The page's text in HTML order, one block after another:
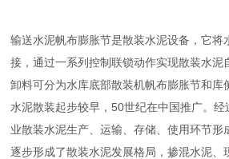
输送水泥帆布膨胀节是散装水泥设备，它将
接，通过一系列控制联锁动作实现散装水泥
卸料可分为水库底部散装机帆布膨胀节和库
水泥散装起步较早，50世纪在中国推广。
业散装水泥生产、运输、存储、使用环节形
逐步形成了散装水泥发展格局，掺混水泥、